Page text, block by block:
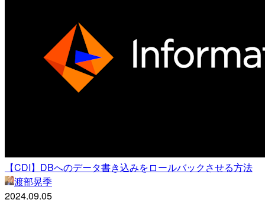
【CDI】DBへのデータ書き込みをロールバックさせる方法
渡部晃季
2024.09.05